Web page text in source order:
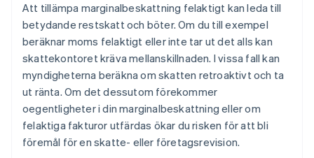
Att tillämpa marginalbeskattning felaktigt kan leda till
betydande restskatt och böter. Om du till exempel
beräknar moms felaktigt eller inte tar ut det alls kan
skattekontoret kräva mellanskillnaden. I vissa fall kan
myndigheterna beräkna om skatten retroaktivt och ta
ut ränta. Om det dessutom förekommer
oegentligheter i din marginalbeskattning eller om
felaktiga fakturor utfärdas ökar du risken för att bli
föremål för en skatte- eller företagsrevision.
Australien